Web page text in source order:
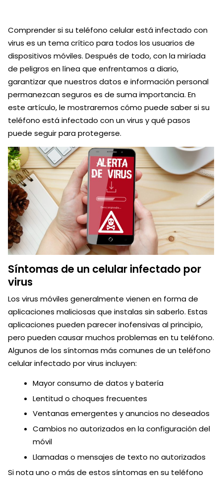
Comprender si su teléfono celular está infectado con
virus es un tema crítico para todos los usuarios de
dispositivos móviles. Después de todo, con la miríada
de peligros en línea que enfrentamos a diario,
garantizar que nuestros datos e información personal
permanezcan seguros es de suma importancia. En
este artículo, le mostraremos cómo puede saber si su
teléfono está infectado con un virus y qué pasos
puede seguir para protegerse.
Síntomas de un celular infectado por
virus
Los virus móviles generalmente vienen en forma de
aplicaciones maliciosas que instalas sin saberlo. Estas
aplicaciones pueden parecer inofensivas al principio,
pero pueden causar muchos problemas en tu teléfono.
Algunos de los síntomas más comunes de un teléfono
celular infectado por virus incluyen:
Mayor consumo de datos y batería
Lentitud o choques frecuentes
Ventanas emergentes y anuncios no deseados
Cambios no autorizados en la configuración del
móvil
Llamadas o mensajes de texto no autorizados
Si nota uno o más de estos síntomas en su teléfono